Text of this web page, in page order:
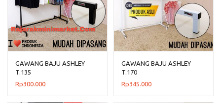
GAWANG BAJU ASHLEY
T.135
Rp300.000
GAWANG BAJU ASHLEY
T.170
Rp345.000